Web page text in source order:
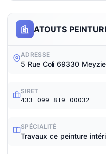
ATOUTS
ADRESSE
5 Rue Coli 69330
SIRET
433 099 819 00032
SPÉCIALITÉ
Travaux de peinture